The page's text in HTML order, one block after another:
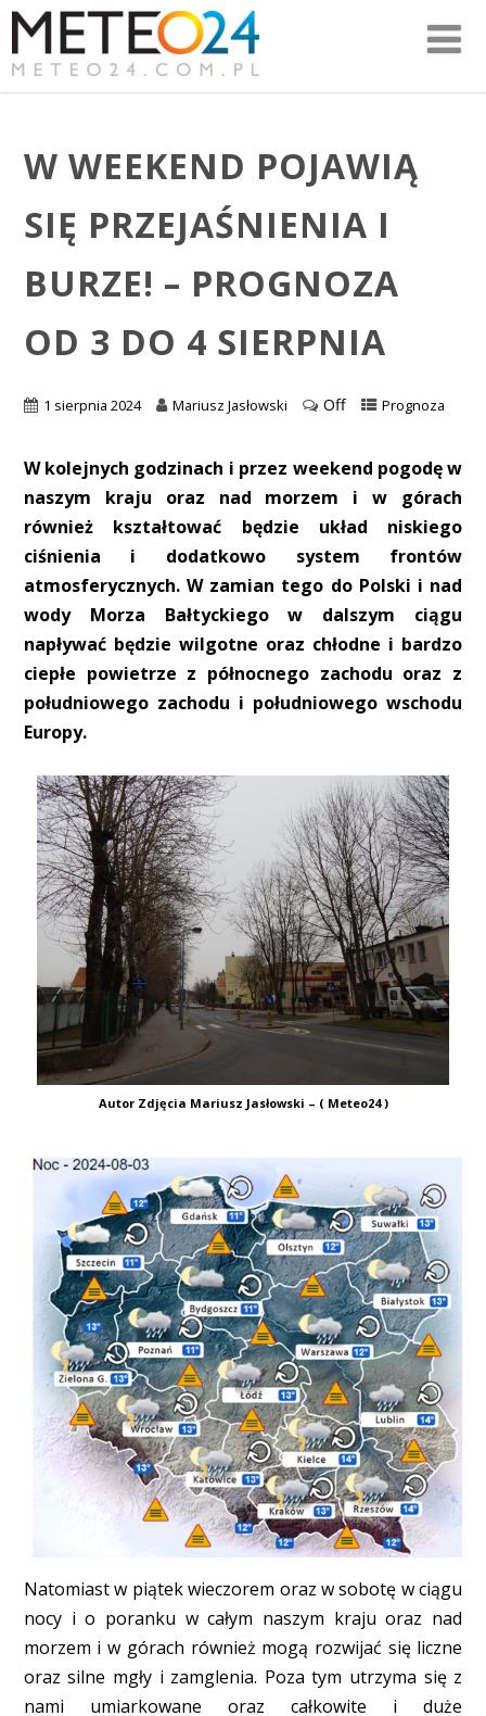
W WEEKEND POJAWIĄ
SIĘ PRZEJAŚNIENIA I
BURZE! – PROGNOZA
OD 3 DO 4 SIERPNIA
1 sierpnia 2024 Mariusz Jasłowski Off Prognoza
W kolejnych godzinach i przez weekend pogodę w
naszym kraju oraz nad morzem i w górach
również kształtować będzie układ niskiego
ciśnienia i dodatkowo system frontów
atmosferycznych. W zamian tego do Polski i nad
wody Morza Bałtyckiego w dalszym ciągu
napływać będzie wilgotne oraz chłodne i bardzo
ciepłe powietrze z północnego zachodu oraz z
południowego zachodu i południowego wschodu
Europy.
Autor Zdjęcia Mariusz Jasłowski – ( Meteo24 )
Natomiast w piątek wieczorem oraz w sobotę w ciągu
nocy i o poranku w całym naszym kraju oraz nad
morzem i w górach również mogą rozwijać się liczne
oraz silne mgły i zamglenia. Poza tym utrzyma się z
nami umiarkowane oraz całkowite i duże